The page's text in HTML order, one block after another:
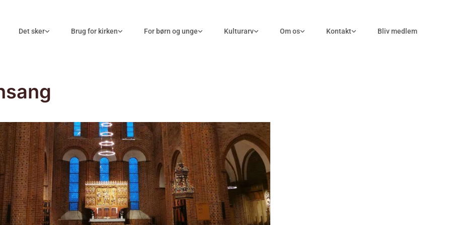
Det sker Brug for kirken For børn og unge Kulturarv Om os Kontakt Bliv medlem